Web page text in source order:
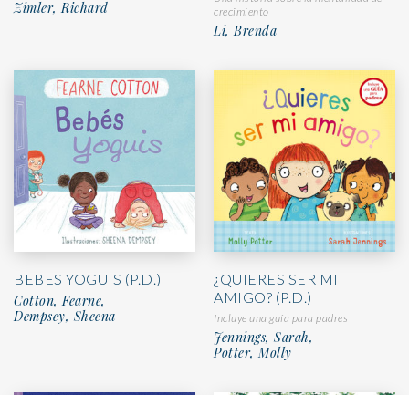
Zimler, Richard
crecimiento
Li, Brenda
BEBES YOGUIS (P.D.)
Cotton, Fearne,
Dempsey, Sheena
¿QUIERES SER MI
AMIGO? (P.D.)
Incluye una guía para padres
Jennings, Sarah,
Potter, Molly